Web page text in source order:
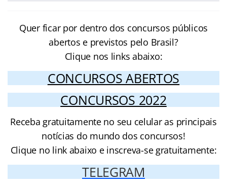
Quer ficar por dentro dos concursos públicos
abertos e previstos pelo Brasil?
Clique nos links abaixo:
CONCURSOS ABERTOS
CONCURSOS 2022
Receba gratuitamente no seu celular as principais
notícias do mundo dos concursos!
Clique no link abaixo e inscreva-se gratuitamente:
TELEGRAM